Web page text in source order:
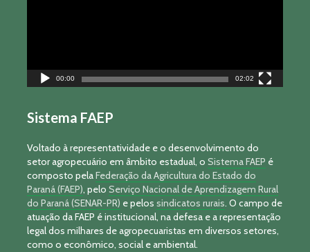
00:00 02:02
Sistema FAEP
Voltado à representatividade e o desenvolvimento do
setor agropecuário em âmbito estadual, o Sistema FAEP é
composto pelaFederação da Agricultura do Estado do
Paraná (FAEP), pelo Serviço Nacional de Aprendizagem Rural
do Paraná (SENAR-PR) e pelos sindicatos rurais. O campo de
atuação da FAEP é institucional, na defesa e a representação
legal dos milhares de agropecuaristas em diversos setores,
como o econômico, social e ambiental.